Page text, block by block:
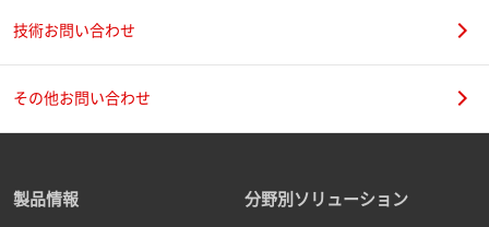
技術お問い合わせ
その他お問い合わせ
製品情報 分野別ソリューション